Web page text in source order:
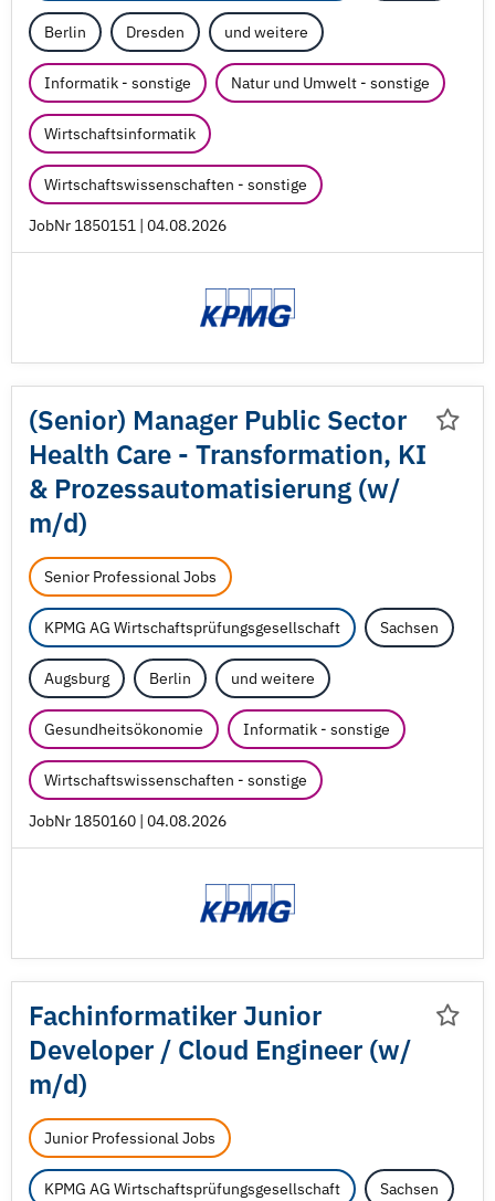
Berlin Dresden und weitere
Informatik - sonstige Natur und Umwelt - sonstige
Wirtschaftsinformatik
Wirtschaftswissenschaften - sonstige
JobNr 1850151 | 04.08.2026
(Senior) Manager Public Sector
Health Care - Transformation, KI
& Prozessautomatisierung (w/
m/d)
Senior Professional Jobs
KPMG AG Wirtschaftsprüfungsgesellschaft Sachsen
Augsburg Berlin und weitere
Gesundheitsökonomie Informatik - sonstige
Wirtschaftswissenschaften - sonstige
JobNr 1850160 | 04.08.2026
Fachinformatiker Junior
Developer / Cloud Engineer (w/
m/d)
Junior Professional Jobs
KPMG AG Wirtschaftsprüfungsgesellschaft Sachsen